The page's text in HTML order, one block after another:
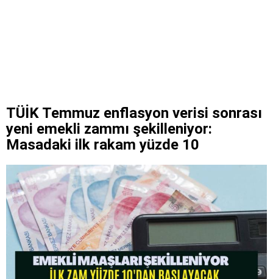
TÜİK Temmuz enflasyon verisi sonrası
yeni emekli zammı şekilleniyor:
Masadaki ilk rakam yüzde 10